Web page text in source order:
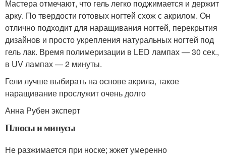
Мастера отмечают, что гель легко поджимается и держит
арку. По твердости готовых ногтей схож с акрилом. Он
отлично подходит для наращивания ногтей, перекрытия
дизайнов и просто укрепления натуральных ногтей под
гель лак. Время полимеризации в LED лампах — 30 сек.,
в UV лампах — 2 минуты.
Гели лучше выбирать на основе акрила, такое
наращивание прослужит очень долго
Анна Рубен эксперт
Плюсы и минусы
Не разжимается при носке; жжет умеренно